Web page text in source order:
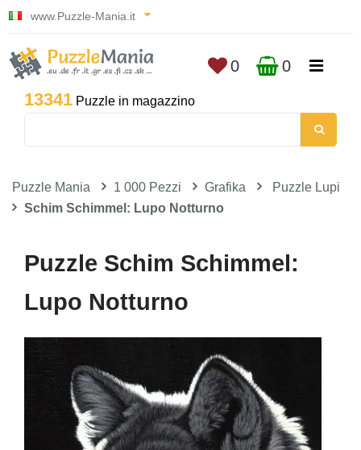
www.Puzzle-Mania.it
13341 Puzzle in magazzino
0 0
Puzzle Mania 1 000 Pezzi Grafika
Puzzle Lupi
Schim Schimmel: Lupo Notturno
Puzzle Schim Schimmel:
Lupo Notturno